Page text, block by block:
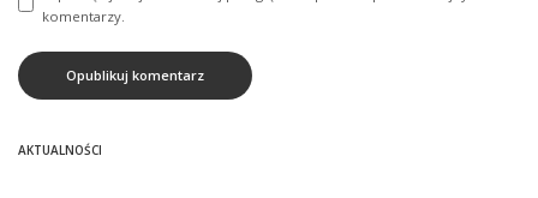
komentarzy.
AKTUALNOŚCI